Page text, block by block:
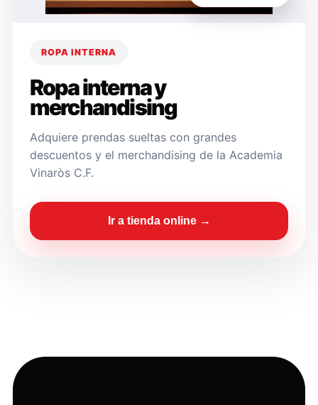
ROPA INTERNA
Ropa interna y
merchandising
Adquiere prendas sueltas con grandes
descuentos y el merchandising de la Academia
Vinaròs C.F.
Ir a tienda online →